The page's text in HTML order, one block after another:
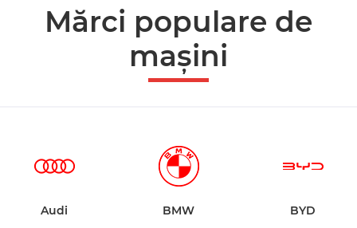
Mărci populare de
mașini
Audi BMW BYD